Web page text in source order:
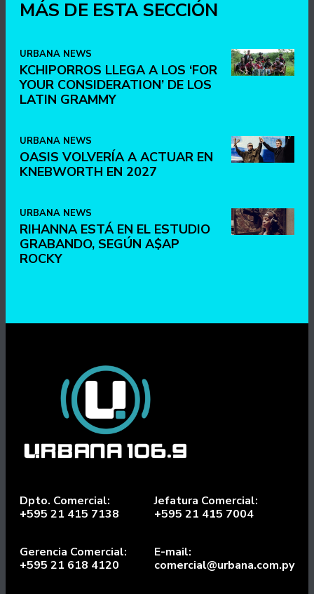
MÁS DE ESTA SECCIÓN
URBANA NEWS
KCHIPORROS LLEGA A LOS ‘FOR
YOUR CONSIDERATION’ DE LOS
LATIN GRAMMY
URBANA NEWS
OASIS VOLVERÍA A ACTUAR EN
KNEBWORTH EN 2027
URBANA NEWS
RIHANNA ESTÁ EN EL ESTUDIO
GRABANDO, SEGÚN A$AP
ROCKY
Dpto. Comercial:
+595 21 415 7138
Jefatura Comercial:
+595 21 415 7004
Gerencia Comercial:
+595 21 618 4120
E-mail:
comercial@urbana.com.py